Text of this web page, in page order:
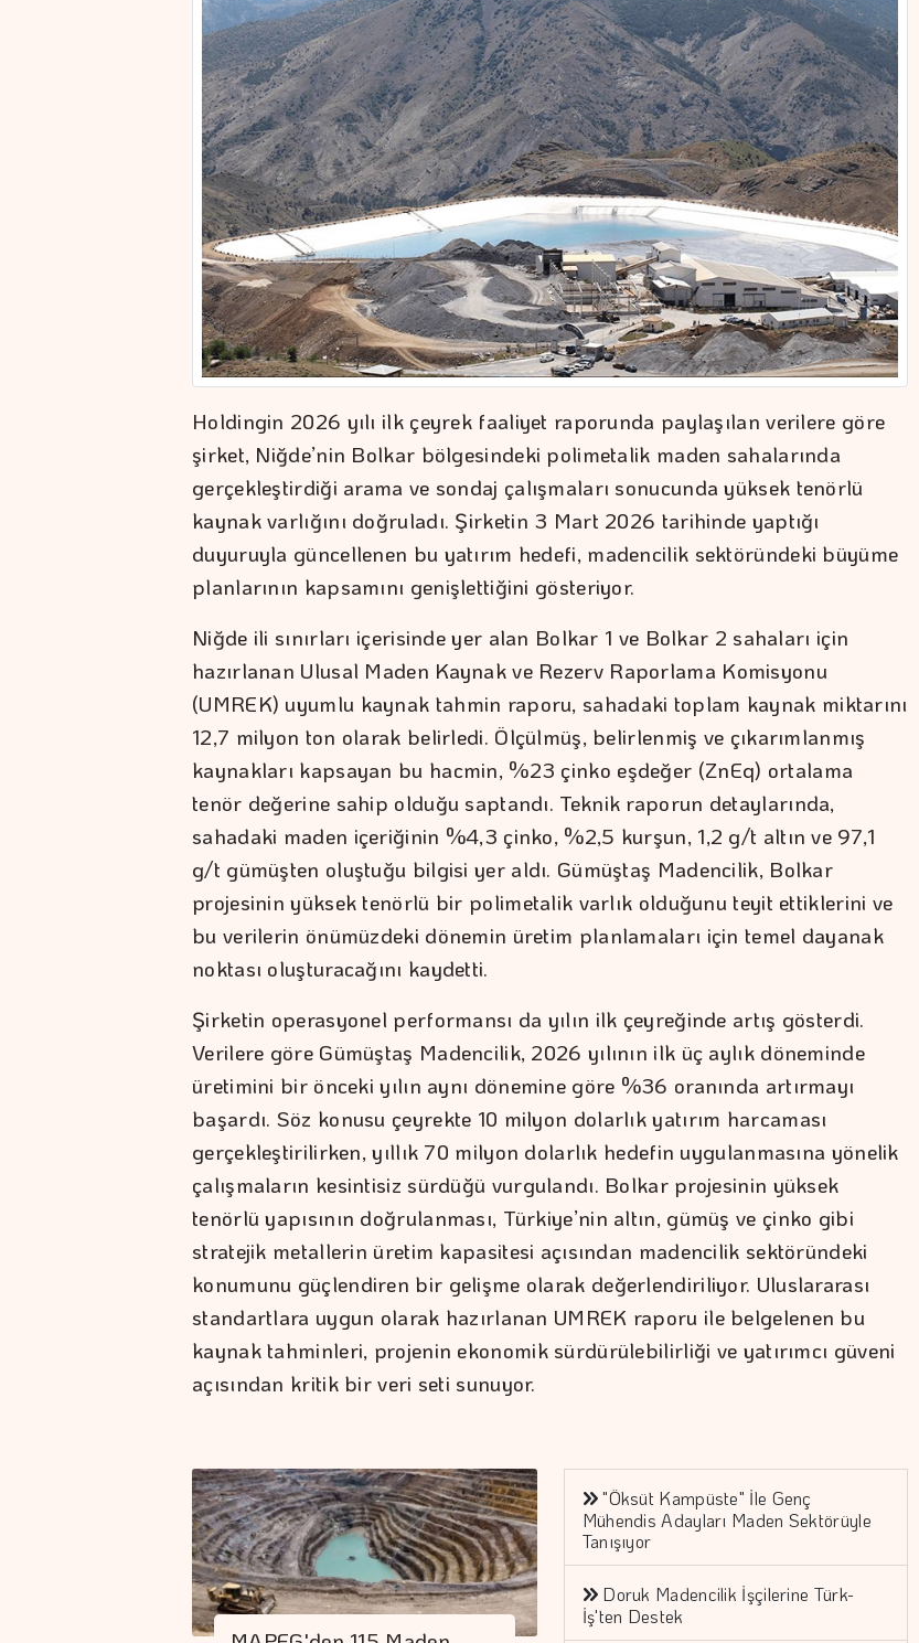
Holdingin 2026 yılı ilk çeyrek faaliyet raporunda paylaşılan verilere göre
şirket, Niğde’nin Bolkar bölgesindeki polimetalik maden sahalarında
gerçekleştirdiği arama ve sondaj çalışmaları sonucunda yüksek tenörlü
kaynak varlığını doğruladı. Şirketin 3 Mart 2026 tarihinde yaptığı
duyuruyla güncellenen bu yatırım hedefi, madencilik sektöründeki büyüme
planlarının kapsamını genişlettiğini gösteriyor.
Niğde ili sınırları içerisinde yer alan Bolkar 1 ve Bolkar 2 sahaları için
hazırlanan Ulusal Maden Kaynak ve Rezerv Raporlama Komisyonu
(UMREK) uyumlu kaynak tahmin raporu, sahadaki toplam kaynak miktarını
12,7 milyon ton olarak belirledi. Ölçülmüş, belirlenmiş ve çıkarımlanmış
kaynakları kapsayan bu hacmin, %23 çinko eşdeğer (ZnEq) ortalama
tenör değerine sahip olduğu saptandı. Teknik raporun detaylarında,
sahadaki maden içeriğinin %4,3 çinko, %2,5 kurşun, 1,2 g/t altın ve 97,1
g/t gümüşten oluştuğu bilgisi yer aldı. Gümüştaş Madencilik, Bolkar
projesinin yüksek tenörlü bir polimetalik varlık olduğunu teyit ettiklerini ve
bu verilerin önümüzdeki dönemin üretim planlamaları için temel dayanak
noktası oluşturacağını kaydetti.
Şirketin operasyonel performansı da yılın ilk çeyreğinde artış gösterdi.
Verilere göre Gümüştaş Madencilik, 2026 yılının ilk üç aylık döneminde
üretimini bir önceki yılın aynı dönemine göre %36 oranında artırmayı
başardı. Söz konusu çeyrekte 10 milyon dolarlık yatırım harcaması
gerçekleştirilirken, yıllık 70 milyon dolarlık hedefin uygulanmasına yönelik
çalışmaların kesintisiz sürdüğü vurgulandı. Bolkar projesinin yüksek
tenörlü yapısının doğrulanması, Türkiye’nin altın, gümüş ve çinko gibi
stratejik metallerin üretim kapasitesi açısından madencilik sektöründeki
konumunu güçlendiren bir gelişme olarak değerlendiriliyor. Uluslararası
standartlara uygun olarak hazırlanan UMREK raporu ile belgelenen bu
kaynak tahminleri, projenin ekonomik sürdürülebilirliği ve yatırımcı güveni
açısından kritik bir veri seti sunuyor.
"Öksüt Kampüste" İle Genç
Mühendis Adayları Maden Sektörüyle
Tanışıyor
Doruk Madencilik İşçilerine Türk-
İş'ten Destek